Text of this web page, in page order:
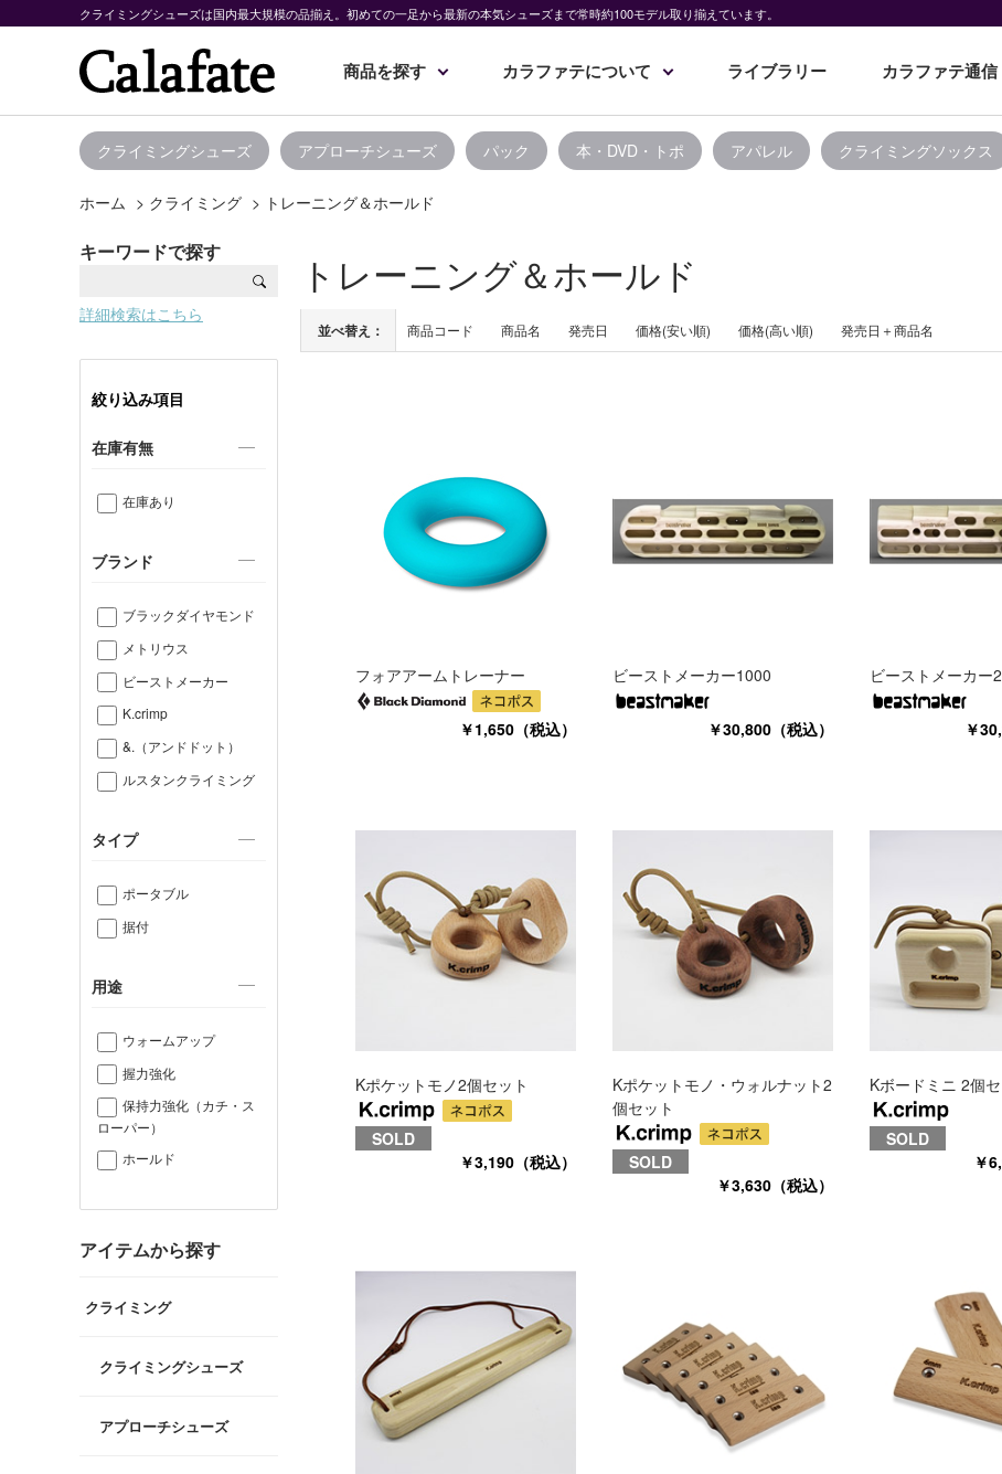
クライミングシューズは国内最大規模の品揃え。初めての一足から最新の本気シューズまで常時約100モデル取り揃えています。
商品を探す カラファテについて ライブラリー カラファテ通信
クライミングシューズ アプローチシューズ パック 本・DVD・トポ アパレル クライミングソックス
ホーム > クライミング > トレーニング＆ホールド
キーワードで探す
詳細検索はこちら
絞り込み項目
在庫有無
在庫あり
ブランド
ブラックダイヤモンド
メトリウス
ビーストメーカー
K.crimp
&.（アンドドット）
ルスタンクライミング
タイプ
ポータブル
据付
用途
ウォームアップ
握力強化
保持力強化（カチ・ス
ローパー）
ホールド
アイテムから探す
クライミング
クライミングシューズ
アプローチシューズ
トレーニング＆ホールド
並べ替え： 商品コード 商品名 発売日 価格(安い順) 価格(高い順) 発売日＋商品名
フォアアームトレーナー
￥1,650（税込）
ビーストメーカー1000
￥30,800（税込）
ビーストメーカー
￥
Kポケットモノ2個セット
SOLD
￥3,190（税込）
Kポケットモノ・ウォルナット2
個セット
SOLD
￥3,630（税込）
Kボードミニ 2個
SOLD
￥